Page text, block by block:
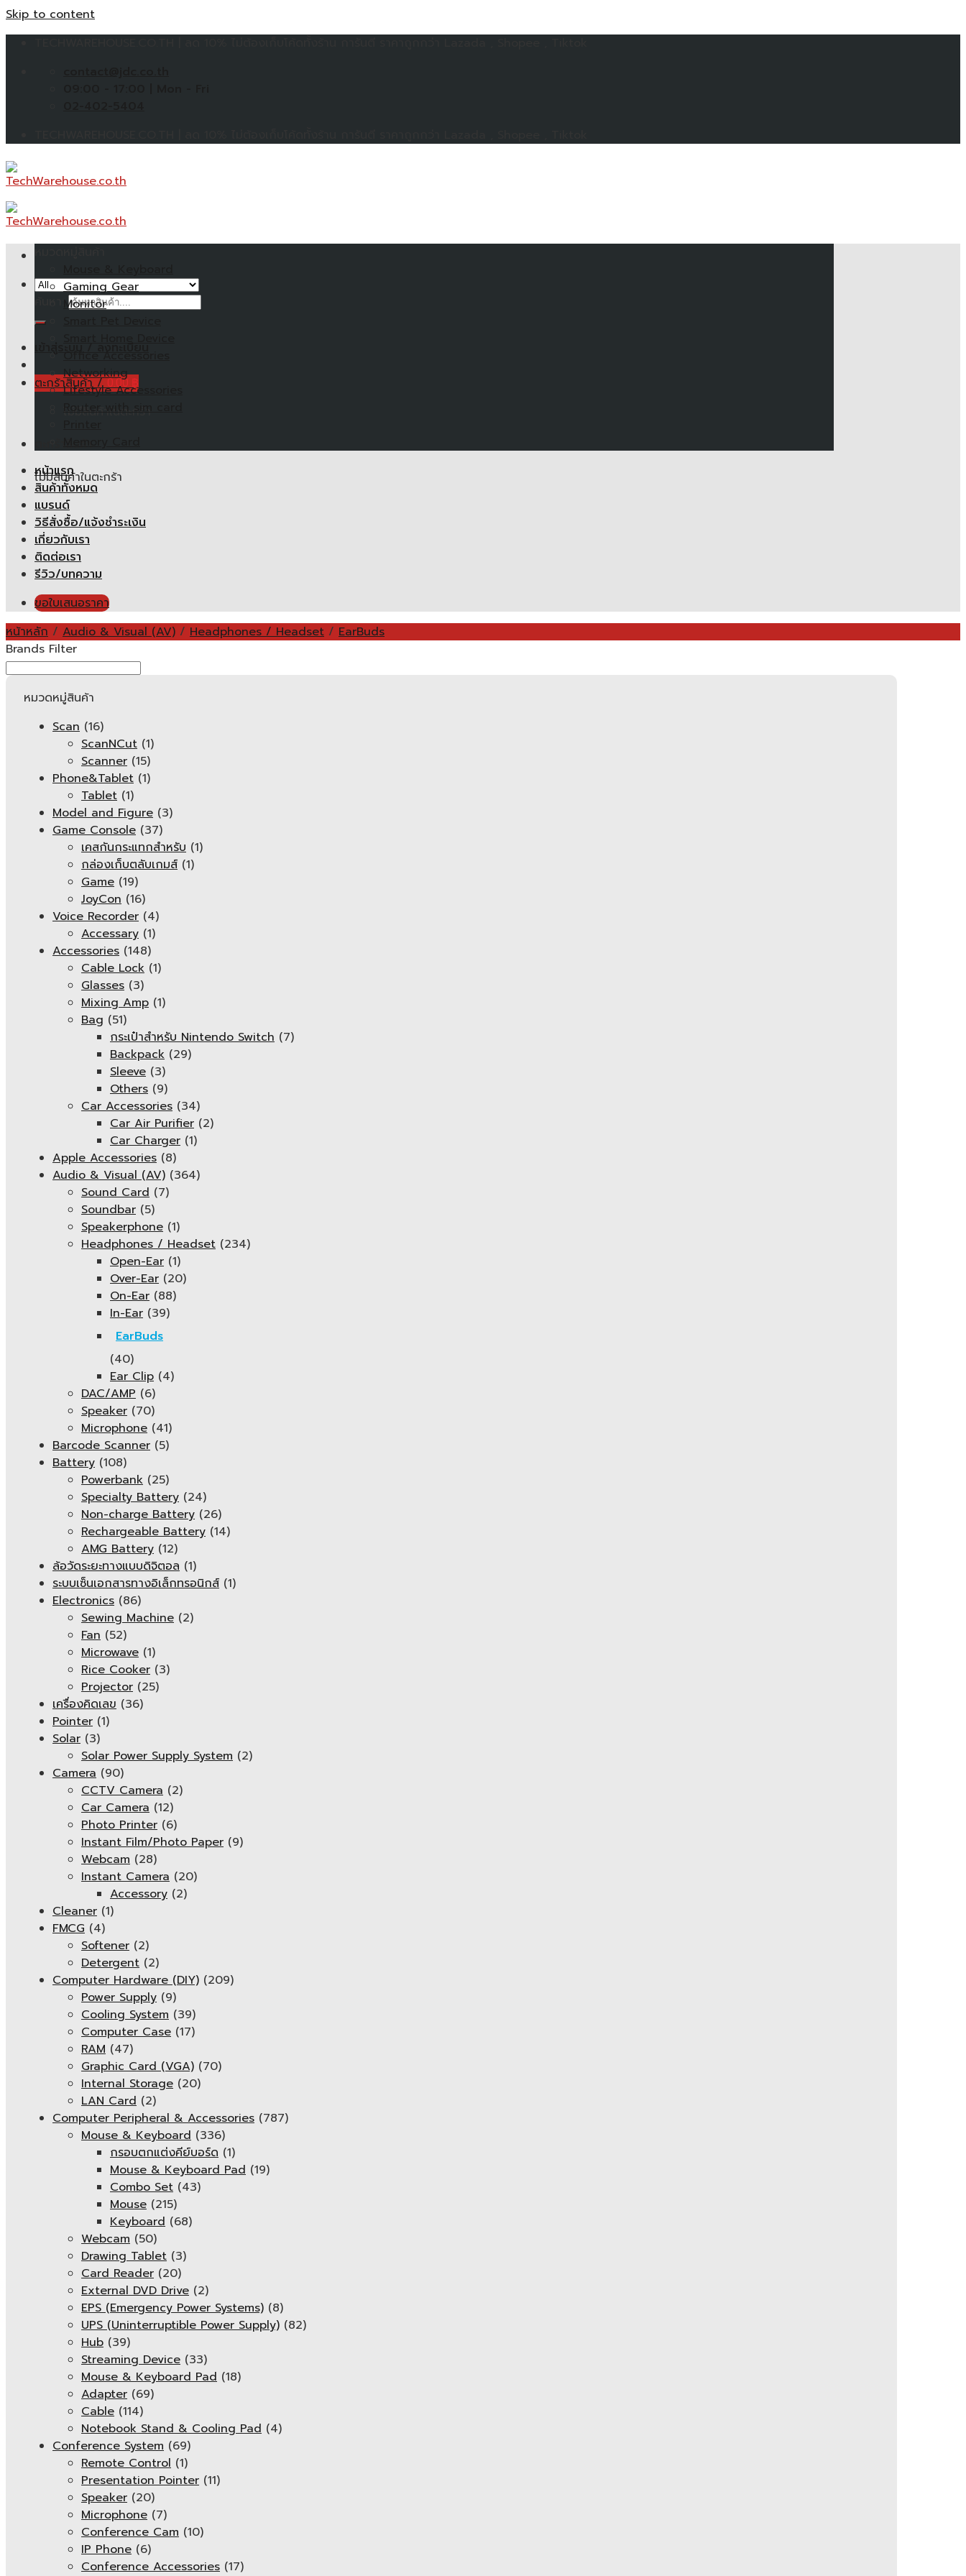
Skip to content
ตะกร้าสินค้า /0.00 ฿
ไม่มีสินค้าในตะกร้า
ไม่มีสินค้าในตะกร้า
Gaming Gear
Monitor
Networking
Lifestyle Accessories
Router with sim card
หน้าแรก
สินค้าทั้งหมด
แบรนด์
วิธีสั่งซื้อ/แจ้งชำระเงิน
เกี่ยวกับเรา
ติดต่อเรา
รีวิว/บทความ
ขอใบเสนอราคา
หน้าหลัก / Audio & Visual (AV) / Headphones / Headset / EarBuds
Brands Filter
หมวดหมู่สินค้า
Scan (16)
ScanNCut (1)
Scanner (15)
Phone&Tablet (1)
Tablet (1)
Model and Figure (3)
Game Console (37)
เคสกันกระแทกสำหรับ (1)
กล่องเก็บตลับเกมส์ (1)
Game (19)
JoyCon (16)
Voice Recorder (4)
Accessary (1)
Accessories (148)
Cable Lock (1)
Glasses (3)
Mixing Amp (1)
Bag (51)
กระเป๋าสำหรับ Nintendo Switch (7)
Backpack (29)
Sleeve (3)
Others (9)
Car Accessories (34)
Car Air Purifier (2)
Car Charger (1)
Apple Accessories (8)
Audio & Visual (AV) (364)
Sound Card (7)
Soundbar (5)
Speakerphone (1)
Headphones / Headset (234)
Open-Ear (1)
Over-Ear (20)
On-Ear (88)
In-Ear (39)
EarBuds
(40)
Ear Clip (4)
DAC/AMP (6)
Speaker (70)
Microphone (41)
Barcode Scanner (5)
Battery (108)
Powerbank (25)
Specialty Battery (24)
Non-charge Battery (26)
Rechargeable Battery (14)
AMG Battery (12)
ล้อวัดระยะทางแบบดิจิตอล (1)
ระบบเซ็นเอกสารทางอิเล็กทรอนิกส์ (1)
Electronics (86)
Sewing Machine (2)
Fan (52)
Microwave (1)
Rice Cooker (3)
Projector (25)
เครื่องคิดเลข (36)
Pointer (1)
Solar (3)
Solar Power Supply System (2)
Camera (90)
CCTV Camera (2)
Car Camera (12)
Photo Printer (6)
Instant Film/Photo Paper (9)
Webcam (28)
Instant Camera (20)
Accessory (2)
Cleaner (1)
FMCG (4)
Softener (2)
Detergent (2)
Computer Hardware (DIY) (209)
Power Supply (9)
Cooling System (39)
Computer Case (17)
RAM (47)
Graphic Card (VGA) (70)
Internal Storage (20)
LAN Card (2)
Computer Peripheral & Accessories (787)
Mouse & Keyboard (336)
กรอบตกแต่งคีย์บอร์ด (1)
Mouse & Keyboard Pad (19)
Combo Set (43)
Mouse (215)
Keyboard (68)
Webcam (50)
Drawing Tablet (3)
Card Reader (20)
External DVD Drive (2)
EPS (Emergency Power Systems) (8)
UPS (Uninterruptible Power Supply) (82)
Hub (39)
Streaming Device (33)
Mouse & Keyboard Pad (18)
Adapter (69)
Cable (114)
Notebook Stand & Cooling Pad (4)
Conference System (69)
Remote Control (1)
Presentation Pointer (11)
Speaker (20)
Microphone (7)
Conference Cam (10)
IP Phone (6)
Conference Accessories (17)